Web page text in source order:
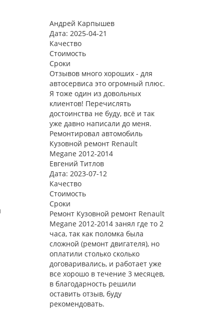
Андрей Карпышев
Дата: 2025-04-21
Качество
Стоимость
Сроки
Отзывов много хороших - для
автосервиса это огромный плюс.
Я тоже один из довольных
клиентов! Перечислять
достоинства не буду, всё и так
уже давно написали до меня.
Ремонтировал автомобиль
Кузовной ремонт Renault
Megane 2012-2014
Евгений Титлов
Дата: 2023-07-12
Качество
Стоимость
Сроки
Ремонт Кузовной ремонт Renault
Megane 2012-2014 занял где то 2
часа, так как поломка была
сложной (ремонт двигателя), но
оплатили столько сколько
договаривались, и работает уже
все хорошо в течение 3 месяцев,
в благодарность решили
оставить отзыв, буду
рекомендовать.